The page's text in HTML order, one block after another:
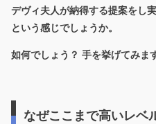
デヴィ夫人が納得する提案をし実
という感じでしょうか。
如何でしょう？ 手を挙げてみま
なぜここまで高いレベ